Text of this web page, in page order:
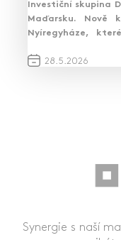
Investiční skupina
Maďarsku. Nově
Nyíregyháze,
28. 5. 2026
Synergie s naší